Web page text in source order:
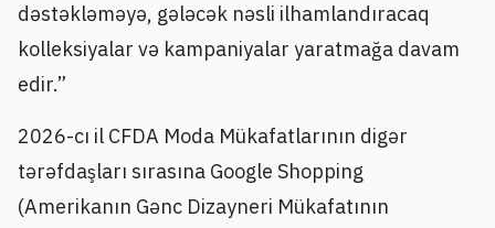
dəstəkləməyə, gələcək nəsli ilhamlandıracaq
kolleksiyalar və kampaniyalar yaratmağa davam
edir.”
2026-cı il CFDA Moda Mükafatlarının digər
tərəfdaşları sırasına Google Shopping
(Amerikanın Gənc Dizayneri Mükafatının